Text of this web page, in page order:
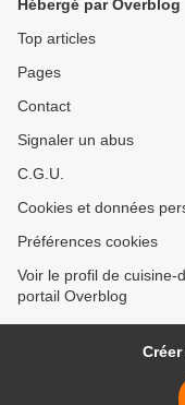
Hébergé par Overblog
Top articles
Pages
Contact
Signaler un abus
C.G.U.
Cookies et données
Préférences cookies
Voir le profil de
portail Overblog